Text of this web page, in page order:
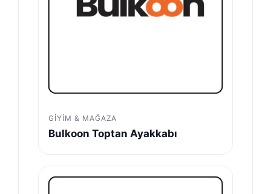
GIYIM & MAĞAZA
Bulkoon Toptan Ayakkabı